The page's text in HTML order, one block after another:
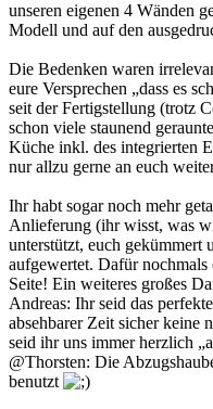
unseren eigenen 4 Wänden
Modell und auf den
Die Bedenken waren
eure Versprechen „dass es
seit der Fertigstellung (trotz
schon viele staunend
Küche inkl. des integrierten
nur allzu gerne an euch
Ihr habt sogar noch mehr
Anlieferung (ihr wisst, was
unterstützt, euch gekümmert
aufgewertet. Dafür
Seite! Ein weiteres großes
Andreas: Ihr seid das
absehbarer Zeit sicher keine
seid ihr uns immer herzlich
@Thorsten: Die
benutzt